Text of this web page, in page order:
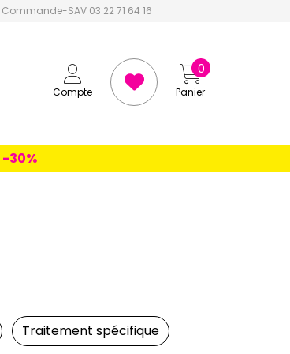
Commande-SAV 03 22 71 64 16
Compte Panier
0
Traitement spécifique